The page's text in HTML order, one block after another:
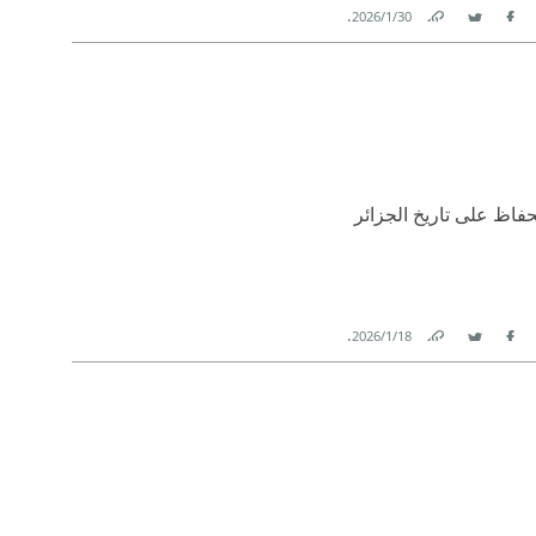
Facebook
Twitter
Link
30‏/1‏/2026
.
على تاريخ الجزائر
Facebook
Twitter
Link
18‏/1‏/2026
.